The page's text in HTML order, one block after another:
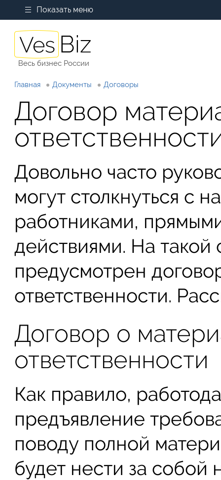
Показать меню
Весь бизнес России
Главная Документы Договоры
Договор
Довольно часто
могут столкнуться с
работниками,
действиями. На такой
предусмотрен
ответственности.
Договор о
ответственности
Как правило,
предъявление
поводу полной
будет нести за собой